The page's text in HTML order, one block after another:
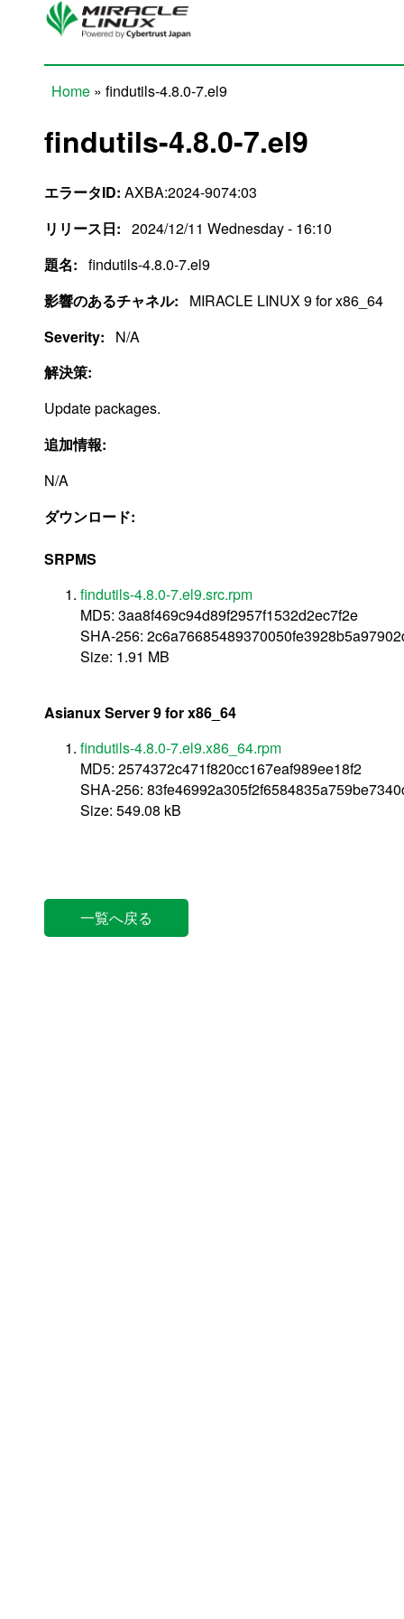
Skip to main content
Home » findutils-4.8.0-7.el9
findutils-4.8.0-7.el9
エラータID: AXBA:2024-9074:03
リリース日: 2024/12/11 Wednesday - 16:10
題名: findutils-4.8.0-7.el9
影響のあるチャネル:
MIRACLE LINUX 9 for x86_64
Severity:
N/A
解決策:
Update packages.
追加情報:
N/A
ダウンロード:
SRPMS
findutils-4.8.0-7.el9.src.rpm
MD5: 3aa8f469c94d89f2957f1532d2ec7f2e
SHA-256:
Size: 1.91 MB
Asianux Server 9 for x86_64
findutils-4.8.0-7.el9.x86_64.rpm
MD5: 2574372c471f820cc167eaf989ee18f2
SHA-256:
Size: 549.08 kB
一覧へ戻る